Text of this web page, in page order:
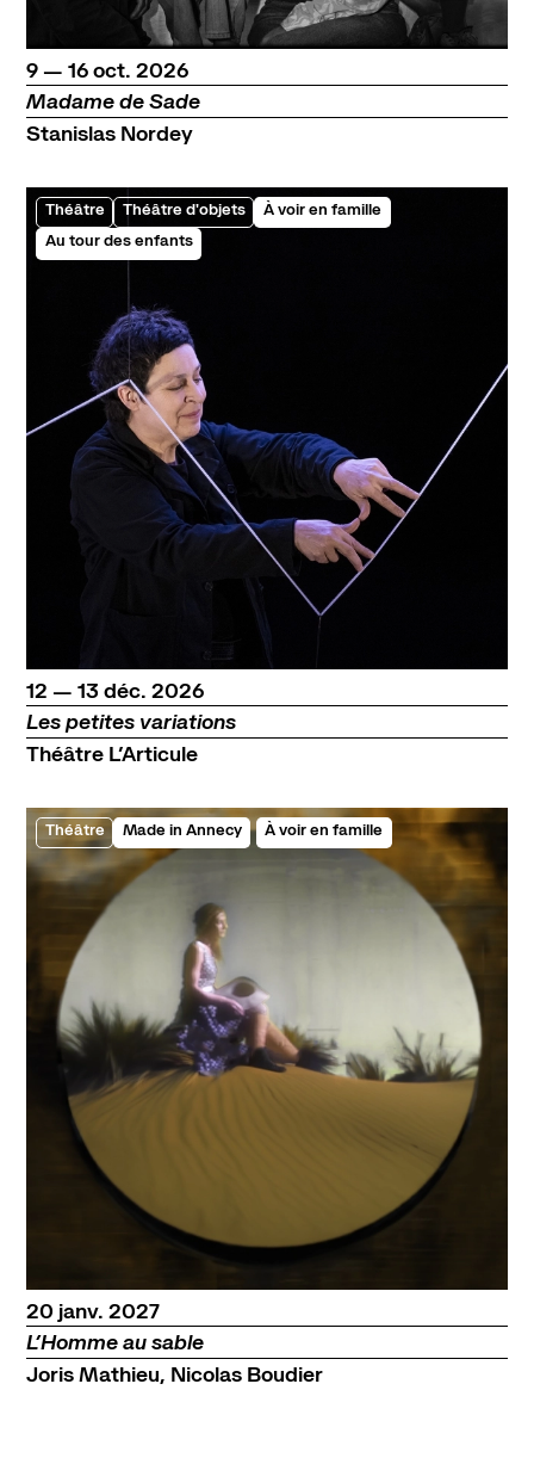
du
9 — au
16octobre
oct. 2026
Madame de Sade
Stanislas Nordey
Théâtre Théâtre d'objets
À voir en famille
Au tour des enfants
du
12 — au
13 décembre
déc. 2026
Les petites variations
Théâtre L’Articule
Théâtre Made in Annecy À voir en famille
20 janvier
janv. 2027
L’Homme au sable
Joris Mathieu, Nicolas Boudier